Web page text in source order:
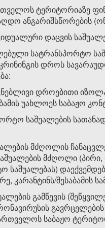
ტერიტორიაზე
ანგარიშსწორების
დაცვის
სატრანსპორტო
დროს
დროებითი
უახლოეს საბაჟო
საშუალების
მძღოლის
მძღოლი
საშუალებას)
კარანტინს/შესაბამის
გამწევის
საბაჟო